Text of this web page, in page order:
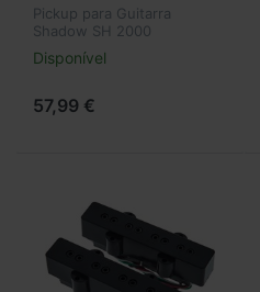
Pickup para Guitarra
Shadow SH 2000
Disponível
57,99 €